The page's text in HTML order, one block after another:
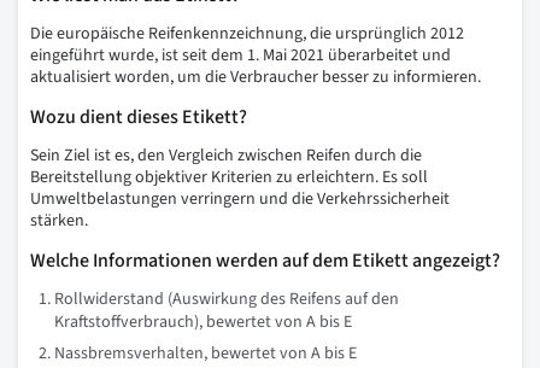
Die europäische Reifenkennzeichnung, die ursprünglich 2012
eingeführt wurde, ist seit dem 1. Mai 2021 überarbeitet und
aktualisiert worden, um die Verbraucher besser zu informieren.
Wozu dient dieses Etikett?
Sein Ziel ist es, den Vergleich zwischen Reifen durch die
Bereitstellung objektiver Kriterien zu erleichtern. Es soll
Umweltbelastungen verringern und die Verkehrssicherheit
stärken.
Welche Informationen werden auf dem Etikett angezeigt?
Rollwiderstand (Auswirkung des Reifens auf den
Kraftstoffverbrauch), bewertet von A bis E
Nassbremsverhalten, bewertet von A bis E